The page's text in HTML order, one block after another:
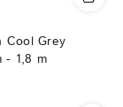
Cool Grey
- 1,8 m